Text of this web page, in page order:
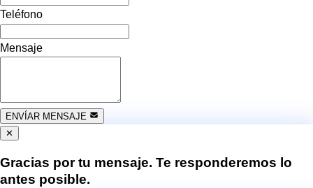
Teléfono
Mensaje
ENVÍAR MENSAJE
✕
Gracias por tu mensaje. Te responderemos lo
antes posible.